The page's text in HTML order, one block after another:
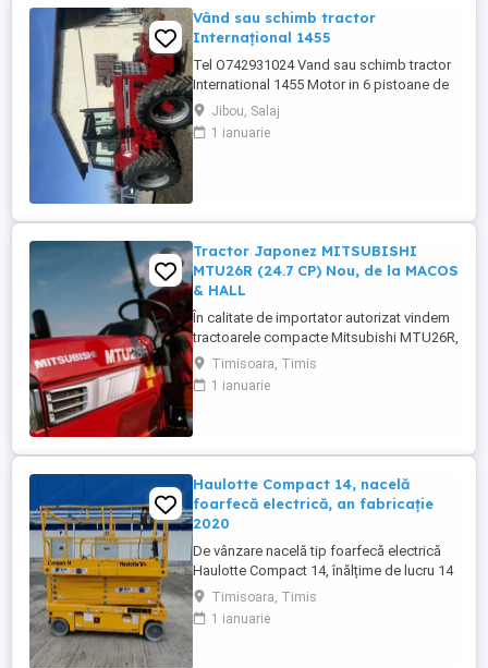
Vând sau schimb tractor
Internațional 1455
Tel O742931024 Vand sau schimb tractor
International 1455 Motor in 6 pistoane de
145 cai cu turbo Cilindru ajutător la ridicare
Tiranti față Cauciucuri in stare foarte buna
Tractorul se afla intr-o stare foarte buna,
Jibou, Salaj
1 ianuarie
Tractor Japonez MITSUBISHI
MTU26R (24.7 CP) Nou, de la MACOS
& HALL
În calitate de importator autorizat vindem
tractoarele compacte Mitsubishi MTU26R,
un tractor proiectat și fabricat integral în
Japonia, recunoscut pentru fiabilitatea sa
legendară și eficiența în spații restrânse.
MTU26R ...
Timisoara, Timis
1 ianuarie
Haulotte Compact 14, nacelă
foarfecă electrică, an fabricație
2020
De vânzare nacelă tip foarfecă electrică
Haulotte Compact 14, înălțime de lucru 14
m, an fabricație 2020, ore funcționare 570,
stare foarte bună de funcționarepreț 7000
euro +TVA
Timisoara, Timis
1 ianuarie